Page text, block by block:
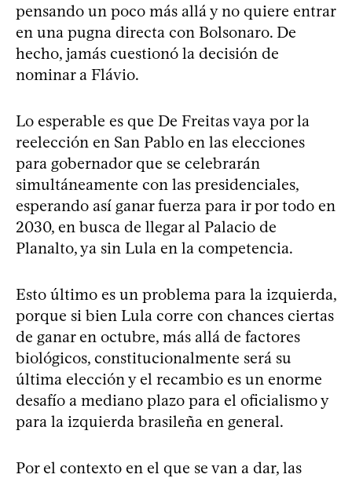
pensando un poco más allá y no quiere entrar
en una pugna directa con Bolsonaro. De
hecho, jamás cuestionó la decisión de
nominar a Flávio.
Lo esperable es que De Freitas vaya por la
reelección en San Pablo en las elecciones
para gobernador que se celebrarán
simultáneamente con las presidenciales,
esperando así ganar fuerza para ir por todo en
2030, en busca de llegar al Palacio de
Planalto, ya sin Lula en la competencia.
Esto último es un problema para la izquierda,
porque si bien Lula corre con chances ciertas
de ganar en octubre, más allá de factores
biológicos, constitucionalmente será su
última elección y el recambio es un enorme
desafío a mediano plazo para el oficialismo y
para la izquierda brasileña en general.
Por el contexto en el que se van a dar, las